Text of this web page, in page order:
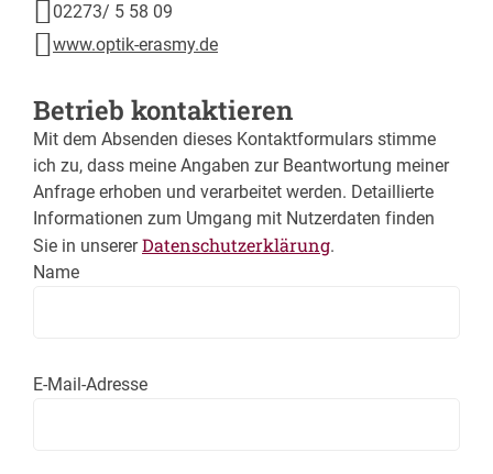
02273/ 5 58 09
www.optik-erasmy.de
Betrieb kontaktieren
Mit dem Absenden dieses Kontaktformulars stimme
ich zu, dass meine Angaben zur Beantwortung meiner
Anfrage erhoben und verarbeitet werden. Detaillierte
Informationen zum Umgang mit Nutzerdaten finden
Sie in unsererDatenschutzerklärung.
Name
E-Mail-Adresse